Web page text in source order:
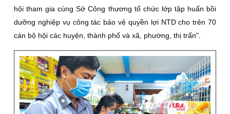
hội tham gia cùng Sở Công thương tổ chức lớp tập huấn bồi
dưỡng nghiệp vụ công tác bảo vệ quyền lợi NTD cho trên 70
cán bộ hội các huyện, thành phố và xã, phường, thị trấn".